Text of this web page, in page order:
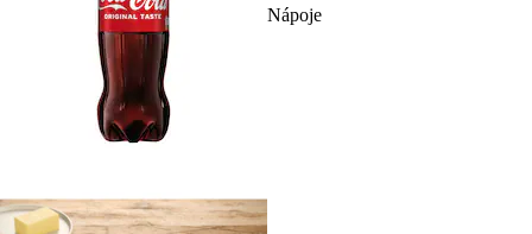
Nápoje